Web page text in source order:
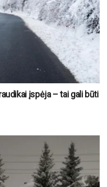
įspėja – tai gali būti